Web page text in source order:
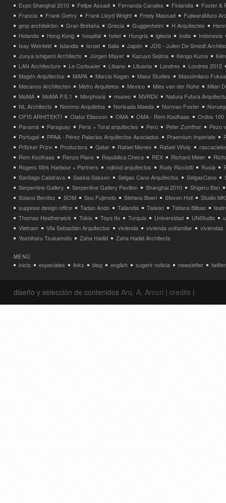
Expo Shanghai 2010
Felipe Assadi Fernanda Canales Finlandia
Foster &
Francia
Frank Gehry Frank Lloyd Wright Fredy Massad
FujiwaraMuro
gmp architekten
Gran Bretaña Grecia Guggenheim H Arquitectes
Holanda
Hong Kong hospital hotel Hungria iglesia India
Indonesia
Isay Weinfeld
Islandia Israel Italia Japón
JDS - Julien De Smedt
Junya Ishigami Architects
Jürgen Mayer Kazuyo Sejima Kengo Kuma
LAN Architecture
Le Corbusier Líbano Lituania Londres
Londres 2012
Magén Arquitectos
MAPA Marcio Kogan Mass Studies
Massimilano
Mecanoo Architecten
Metro Arquitetos Mexico Mies van der Rohe
Milan
MoMA
MoMA P.S.1 Morphosis museo MVRDV
Natura Futura
NL Architects
Nommo Arquitetos Norisada Maeda Norman Foster
OFIS ARHITEKTI
Olafur Eliasson OMA OMA - Rem Koolhaas
Ordos 100
Panamá
Paraguay Peris + Toral arquitectes Perú Peter Zumthor
Pezo
Portugal
PPAA - Pérez Palacios Arquitectos Asociados Praemium Imperiale
Pritzker Prize
Productora Qatar Rafael Moneo Rafael Viñoly
Rem Koolhaas
Renzo Piano República Checa REX Richard Meier
Rogers Stirk Harbour + Partners
rojkind arquitectos Rudy Ricciotti Rusia
Santiago Calatrava
Saskia Sassen Selgas Cano Arquitectos SelgasCano
Serpentine Gallery
Serpentine Gallery Pavilion Shanghai 2010
Shigeru Ban
Solano Benítez
SOM Sou Fujimoto Stefano Boeri Steven Holl
Studio
suppose design office
Tadao Ando Tailandia Taiwan Tatiana Bilbao
Thomas Heatherwick
Tokio Toyo Ito Turquia Universidad UNStudio
Vietnam
Vila Sebastián Arquitectos vivienda vivienda unifamiliar
viviendas
Yoshiharu Tsukamoto
Zaha Hadid Zaha Hadid Architects
MENÚ
inicio especiales links blog english sugerir noticia newsletter twitter
diseño y selección de contenidos Arq. A. Arcuri | credits |